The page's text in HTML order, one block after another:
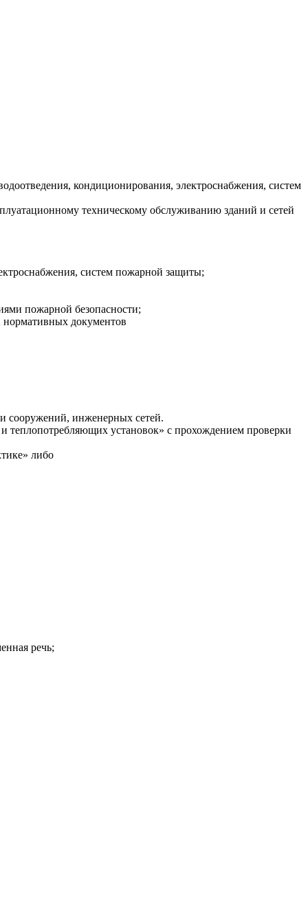
кондиционирования, электроснабжения, систем
техническому обслуживанию зданий и сетей
систем пожарной защиты;
пожарной безопасности;
нормативных документов
сооружений, инженерных сетей.
теплопотребляющих установок» с прохождением проверки
либо
речь;